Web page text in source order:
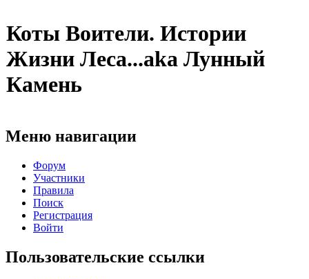
Коты Воители. Истории
Жизни Леса...aka Лунный
Камень
Меню навигации
Форум
Участники
Правила
Поиск
Регистрация
Войти
Пользовательские ссылки